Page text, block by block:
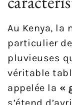
Au Kenya, la
particulier
pluvieuses
véritable
appelée la «